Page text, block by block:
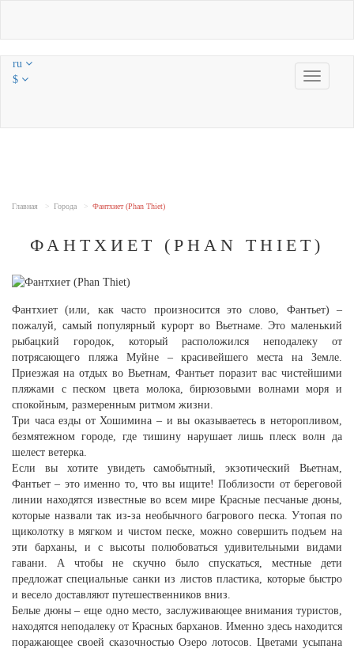
Toggle
ru
$
Главная Города Фантхиет (Phan Thiet)
ФАНТХИЕТ (PHAN THIET)
Фантхиет (или, как часто произносится это слово, Фантьет) –
пожалуй, самый популярный курорт во Вьетнаме. Это маленький
рыбацкий городок, который расположился неподалеку от
потрясающего пляжа Муйне – красивейшего места на Земле.
Приезжая на отдых во Вьетнам, Фантьет поразит вас чистейшими
пляжами с песком цвета молока, бирюзовыми волнами моря и
спокойным, размеренным ритмом жизни.
Три часа езды от Хошимина – и вы оказываетесь в неторопливом,
безмятежном городе, где тишину нарушает лишь плеск волн да
шелест ветерка.
Если вы хотите увидеть самобытный, экзотический Вьетнам,
Фантьет – это именно то, что вы ищите! Поблизости от береговой
линии находятся известные во всем мире Красные песчаные дюны,
которые назвали так из-за необычного багрового песка. Утопая по
щиколотку в мягком и чистом песке, можно совершить подъем на
эти барханы, и с высоты полюбоваться удивительными видами
гавани. А чтобы не скучно было спускаться, местные дети
предложат специальные санки из листов пластика, которые быстро
и весело доставляют путешественников вниз.
Белые дюны – еще одно место, заслуживающее внимания туристов,
находятся неподалеку от Красных барханов. Именно здесь находится
поражающее своей сказочностью Озеро лотосов. Цветами усыпана